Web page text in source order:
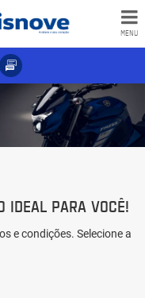
MENU
IDEAL PARA VOCÊ!
e condições. Selecione a